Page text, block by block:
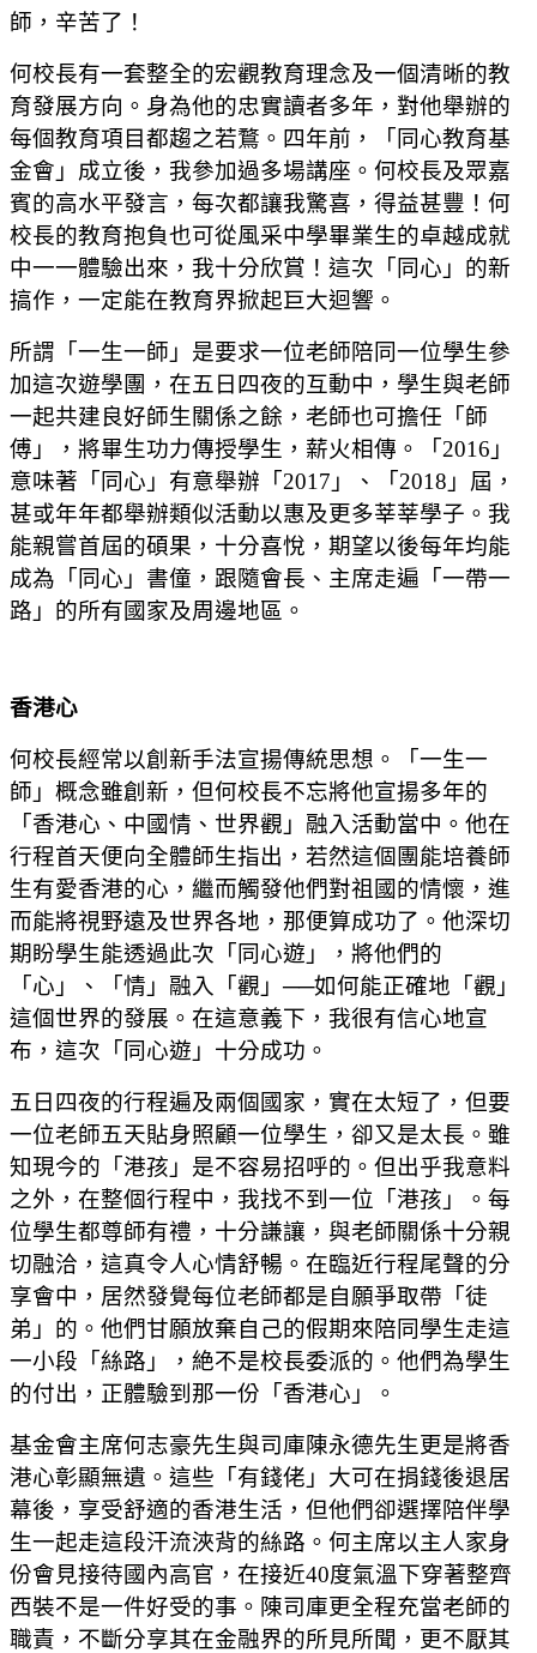
師，辛苦了！
何校長有一套整全的宏觀教育理念及一個清晰的教
育發展方向。身為他的忠實讀者多年，對他舉辦的
每個教育項目都趨之若鶩。四年前，「同心教育基
金會」成立後，我參加過多場講座。何校長及眾嘉
賓的高水平發言，每次都讓我驚喜，得益甚豐！何
校長的教育抱負也可從風采中學畢業生的卓越成就
中一一體驗出來，我十分欣賞！這次「同心」的新
搞作，一定能在教育界掀起巨大迴響。
所謂「一生一師」是要求一位老師陪同一位學生參
加這次遊學團，在五日四夜的互動中，學生與老師
一起共建良好師生關係之餘，老師也可擔任「師
傅」，將畢生功力傳授學生，薪火相傳。「2016」
意味著「同心」有意舉辦「2017」、「2018」屆，
甚或年年都舉辦類似活動以惠及更多莘莘學子。我
能親嘗首屆的碩果，十分喜悅，期望以後每年均能
成為「同心」書僮，跟隨會長、主席走遍「一帶一
路」的所有國家及周邊地區。
香港心
何校長經常以創新手法宣揚傳統思想。「一生一
師」概念雖創新，但何校長不忘將他宣揚多年的
「香港心、中國情、世界觀」融入活動當中。他在
行程首天便向全體師生指出，若然這個團能培養師
生有愛香港的心，繼而觸發他們對祖國的情懷，進
而能將視野遠及世界各地，那便算成功了。他深切
期盼學生能透過此次「同心遊」，將他們的
「心」、「情」融入「觀」──如何能正確地「觀」
這個世界的發展。在這意義下，我很有信心地宣
布，這次「同心遊」十分成功。
五日四夜的行程遍及兩個國家，實在太短了，但要
一位老師五天貼身照顧一位學生，卻又是太長。雖
知現今的「港孩」是不容易招呼的。但出乎我意料
之外，在整個行程中，我找不到一位「港孩」。每
位學生都尊師有禮，十分謙讓，與老師關係十分親
切融洽，這真令人心情舒暢。在臨近行程尾聲的分
享會中，居然發覺每位老師都是自願爭取帶「徒
弟」的。他們甘願放棄自己的假期來陪同學生走這
一小段「絲路」，絶不是校長委派的。他們為學生
的付出，正體驗到那一份「香港心」。
基金會主席何志豪先生與司庫陳永德先生更是將香
港心彰顯無遺。這些「有錢佬」大可在捐錢後退居
幕後，享受舒適的香港生活，但他們卻選擇陪伴學
生一起走這段汗流浹背的絲路。何主席以主人家身
份會見接待國內高官，在接近40度氣溫下穿著整齊
西裝不是一件好受的事。陳司庫更全程充當老師的
職責，不斷分享其在金融界的所見所聞，更不厭其